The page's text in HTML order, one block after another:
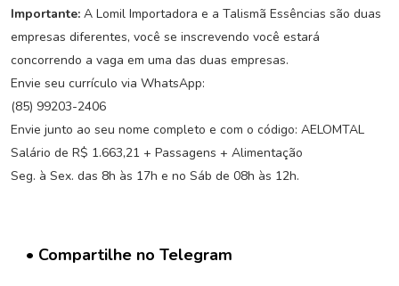
C
a
d
a
s
t
r
a
r
C
r
í
Importante:A Lomil Importadora e a Talismã Essências são duas
empresas diferentes, você se inscrevendo você estará
concorrendo a vaga em uma das duas empresas.
Envie seu currículo via WhatsApp:
(85) 99203-2406
Envie junto ao seu nome completo e com o código: AELOMTAL
Salário de R$ 1.663,21 + Passagens + Alimentação
Seg. à Sex. das 8h às 17h e no Sáb de 08h às 12h.
• Compartilhe no Telegram